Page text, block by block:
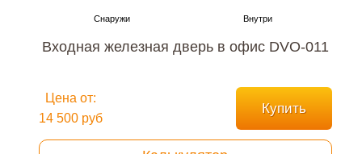
Входная железная дверь в офис DVO-011
Цена от:
14 500 руб
Купить